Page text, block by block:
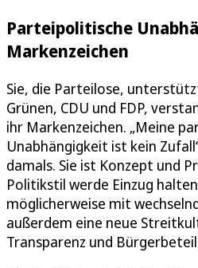
Parteipolitische
Markenzeichen
Sie, die Parteilose,
Grünen, CDU und FDP,
ihr Markenzeichen. „Meine
Unabhängigkeit ist kein
damals. Sie ist Konzept und
Politikstil werde Einzug
möglicherweise mit
außerdem eine neue
Transparenz und